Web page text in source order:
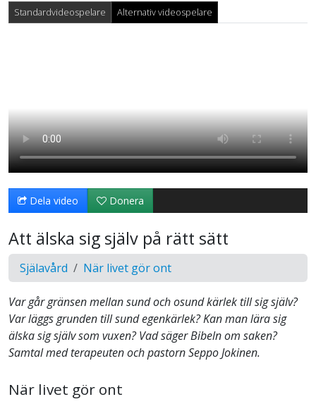
Standardvideospelare Alternativ videospelare
Dela video Donera
Att älska sig själv på rätt sätt
Själavård När livet gör ont
Var går gränsen mellan sund och osund kärlek till sig själv?
Var läggs grunden till sund egenkärlek? Kan man lära sig
älska sig själv som vuxen? Vad säger Bibeln om saken?
Samtal med terapeuten och pastorn Seppo Jokinen.
När livet gör ont